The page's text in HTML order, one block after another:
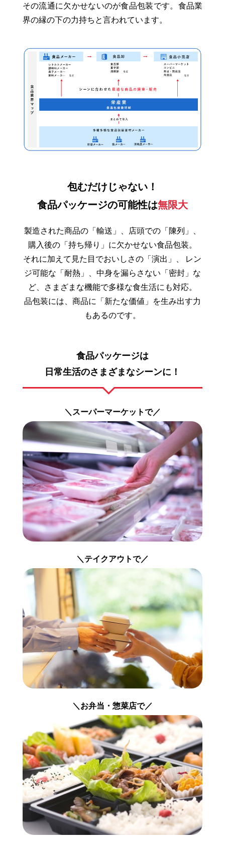
その流通に欠かせないのが食品包装です。食品業
界の縁の下の力持ちと言われています。
包むだけじゃない！
食品パッケージの可能性は無限大
製造された商品の「輸送」、店頭での「陳列」、
購入後の「持ち帰り」に欠かせない食品包装。
それに加えて見た目でおいしさの「演出」、
レン
ジ可能な「耐熱」、中身を漏らさない「密封」な
ど、さまざまな機能で多様な食生活にも対応。
品包装には、商品に「新たな価値」を生み出す力
もあるのです。
食品パッケージは
日常生活のさまざまなシーンに！
＼スーパーマーケットで／
＼テイクアウトで／
＼お弁当・惣菜店で／